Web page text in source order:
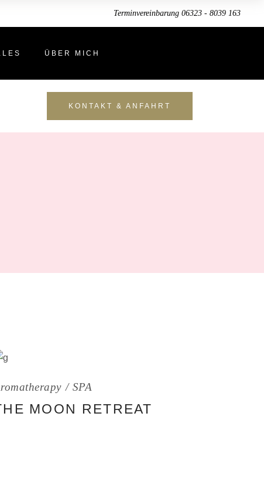
Terminvereinbarung 06323 - 8039 163
ÜBER MICH
KONTAKT & ANFAHRT
SPA
MOON RETREAT